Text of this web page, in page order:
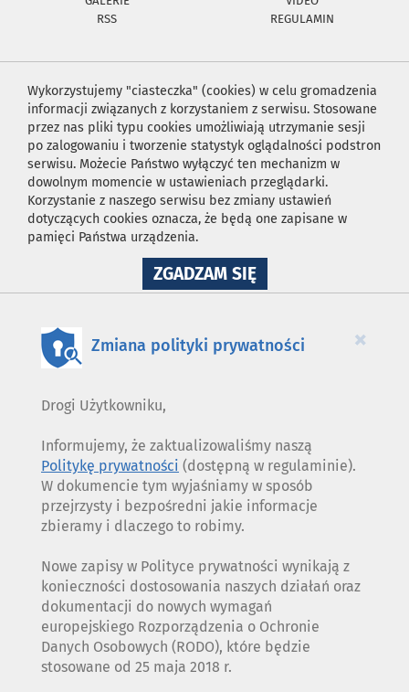
RSS
REGULAMIN
Wykorzystujemy "ciasteczka" (cookies) w celu gromadzenia
informacji związanych z korzystaniem z serwisu. Stosowane
przez nas pliki typu cookies umożliwiają utrzymanie sesji
po zalogowaniu i tworzenie statystyk oglądalności podstron
serwisu. Możecie Państwo wyłączyć ten mechanizm w
dowolnym momencie w ustawieniach przeglądarki.
Korzystanie z naszego serwisu bez zmiany ustawień
dotyczących cookies oznacza, że będą one zapisane w
pamięci Państwa urządzenia.
ZGADZAM SIĘNA
WYKORZYSTANIE
×
Zmiana polityki prywatności
Drogi Użytkowniku,
Informujemy, że zaktualizowaliśmy naszą
Politykę prywatności (dostępną w regulaminie).
W dokumencie tym wyjaśniamy w sposób
przejrzysty i bezpośredni jakie informacje
zbieramy i dlaczego to robimy.
Nowe zapisy w Polityce prywatności wynikają z
konieczności dostosowania naszych działań oraz
dokumentacji do nowych wymagań
europejskiego Rozporządzenia o Ochronie
Danych Osobowych (RODO), które będzie
stosowane od 25 maja 2018 r.